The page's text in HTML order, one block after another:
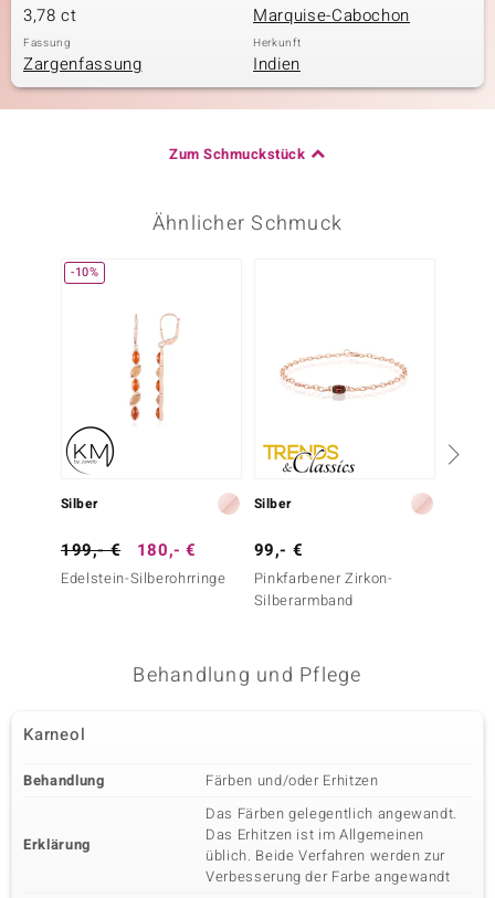
3,78 ct Marquise-Cabochon
Fassung
Zargenfassung
Herkunft
Indien
Zum Schmuckstück
Ähnlicher Schmuck
-10%
Silber
199,- € 180,- €
Edelstein-Silberohrringe
Silber
99,- €
Pinkfarbener Zirkon-
Silberarmband
Behandlung und Pflege
Karneol
Behandlung Färben und/oder Erhitzen
Erklärung
Das Färben gelegentlich angewandt.
Das Erhitzen ist im Allgemeinen
üblich. Beide Verfahren werden zur
Verbesserung der Farbe angewandt